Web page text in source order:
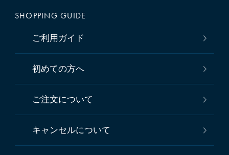
SHOPPING GUIDE
ご利用ガイド
初めての方へ
ご注文について
キャンセルについて